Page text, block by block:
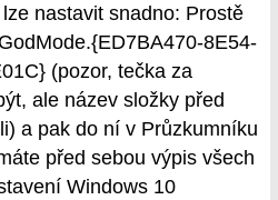
nastavit snadno: Prostě
8E54-
(pozor, tečka za
ale název složky před
a pak do ní v Průzkumníku
před sebou výpis všech
Windows 10